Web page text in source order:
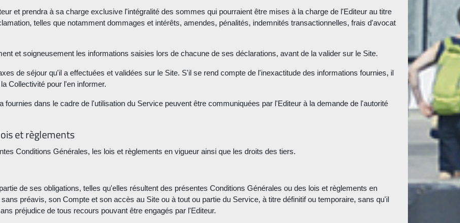
et prendra à sa charge exclusive l'intégralité des sommes qui pourraient être mises à la charge de l'Editeur au titre
telles que notamment dommages et intérêts, amendes, pénalités, indemnités transactionnelles, frais d'avocat
et soigneusement les informations saisies lors de chacune de ses déclarations, avant de la valider sur le Site.
de séjour qu'il a effectuées et validées sur le Site. S'il se rend compte de l'inexactitude des informations fournies, il
Collectivité pour l'en informer.
fournies dans le cadre de l'utilisation du Service peuvent être communiquées par l'Editeur à la demande de l'autorité
et règlements
Conditions Générales, les lois et règlements en vigueur ainsi que les droits des tiers.
de ses obligations, telles qu'elles résultent des présentes Conditions Générales ou des lois et règlements en
préavis, son Compte et son accès au Site ou à tout ou partie du Service, à titre définitif ou temporaire, sans qu'il
préjudice de tous recours pouvant être engagés par l'Editeur.